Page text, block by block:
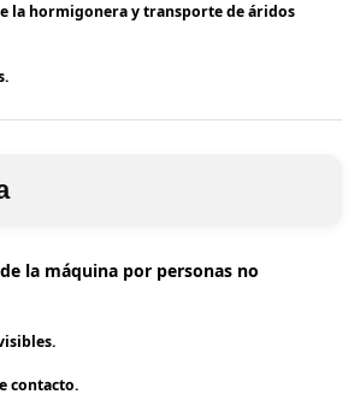
la hormigonera y transporte de áridos
la máquina por personas no
contacto.